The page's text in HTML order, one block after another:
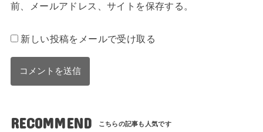
前、メールアドレス、サイトを保存する。
新しい投稿をメールで受け取る
RECOMMEND